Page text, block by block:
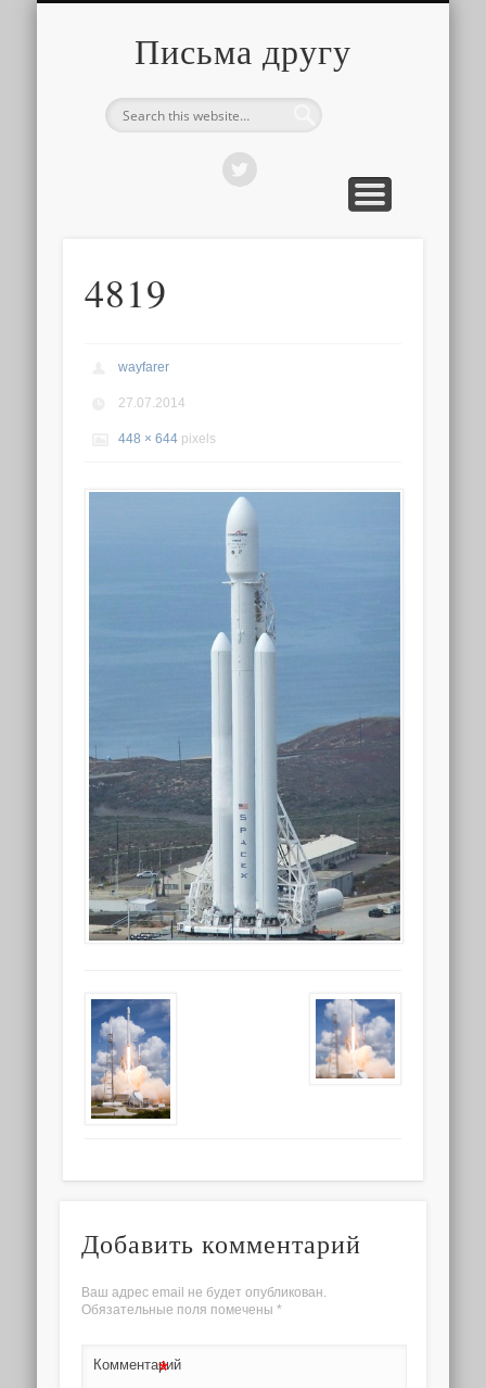
Письма другу
4819
wayfarer
27.07.2014
448 × 644 pixels
Добавить комментарий
Ваш адрес email не будет опубликован.
Обязательные поля помечены *
Комментарий
*